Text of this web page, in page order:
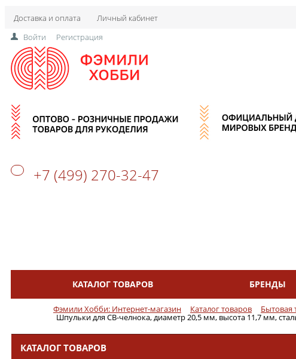
Доставка и оплата Личный кабинет
Войти Регистрация
+7 (499) 270-32-47
КАТАЛОГ ТОВАРОВ БРЕНДЫ
Фэмили Хобби: Интернет-магазин Каталог товаров Бытовая
Шпульки для CB-челнока, диаметр 20,5 мм, высота 11,7 мм,
КАТАЛОГ ТОВАРОВ